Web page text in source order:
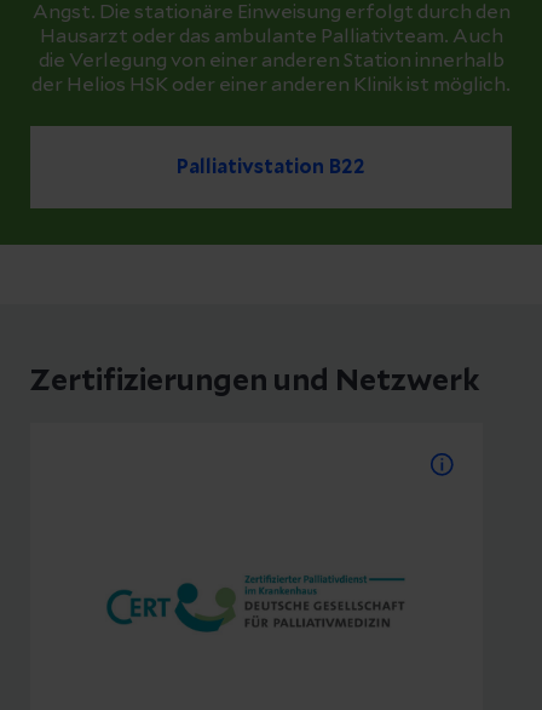
Angst. Die stationäre Einweisung erfolgt durch den
Hausarzt oder das ambulante Palliativteam. Auch
die Verlegung von einer anderen Station innerhalb
der Helios HSK oder einer anderen Klinik ist möglich.
Palliativstation B22
Zertifizierungen und Netzwerk
Wir sind von der Deutschen
Gesellschaft für Palliativmedizin